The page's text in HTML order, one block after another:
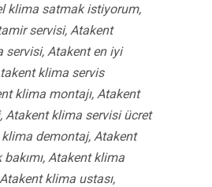
klima satmak istiyorum,
servisi, Atakent
servisi, Atakent en iyi
klima servis
klima montajı, Atakent
Atakent klima servisi ücret
demontaj, Atakent
Atakent klima
klima ustası,